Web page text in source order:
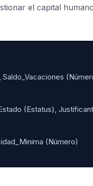
el capital
(Estatus),
(Número)